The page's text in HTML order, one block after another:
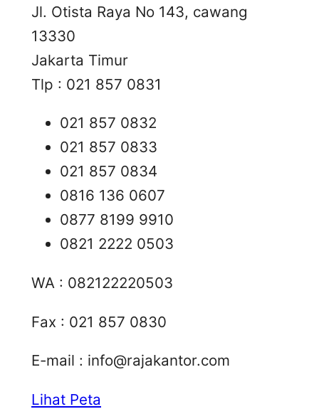
Jl. Otista Raya No 143, cawang
13330
Jakarta Timur
Tlp : 021 857 0831
021 857 0832
021 857 0833
021 857 0834
0816 136 0607
0877 8199 9910
0821 2222 0503
WA : 082122220503
Fax : 021 857 0830
E-mail : info@rajakantor.com
Lihat Peta